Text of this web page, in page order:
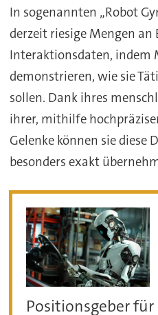
In sogenannten „Robot
derzeit riesige Mengen an
Interaktionsdaten, indem
demonstrieren, wie sie
sollen. Dank ihres
ihrer, mithilfe
Gelenke können sie diese
besonders exakt
Positionsgeber